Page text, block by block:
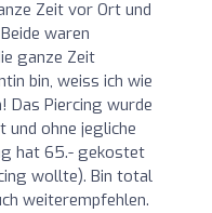
Zeit vor Ort und
waren
ganze Zeit
bin, weiss ich wie
Das Piercing wurde
und ohne jegliche
hat 65.- gekostet
wollte). Bin total
weiterempfehlen.